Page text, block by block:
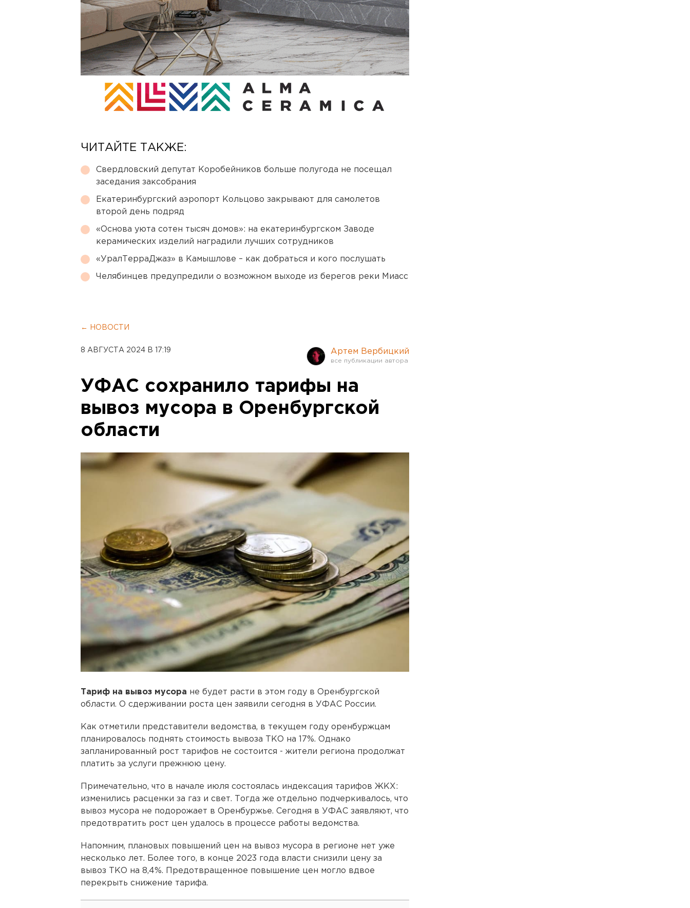
ЧИТАЙТЕ ТАКЖЕ:
Свердловский депутат Коробейников больше полугода не посещал
заседания заксобрания
Екатеринбургский аэропорт Кольцово закрывают для самолетов
второй день подряд
«Основа уюта сотен тысяч домов»: на екатеринбургском Заводе
керамических изделий наградили лучших сотрудников
«УралТерраДжаз» в Камышлове – как добраться и кого послушать
Челябинцев предупредили о возможном выходе из берегов реки Миасс
← НОВОСТИ
8 АВГУСТА 2024 В 17:19 Артем Вербицкий
УФАС сохранило тарифы на
вывоз мусора в Оренбургской
области
Тариф на вывоз мусора не будет расти в этом году в Оренбургской
области. О сдерживании роста цен заявили сегодня в УФАС России.
Как отметили представители ведомства, в текущем году оренбуржцам
планировалось поднять стоимость вывоза ТКО на 17%. Однако
запланированный рост тарифов не состоится - жители региона продолжат
платить за услуги прежнюю цену.
Примечательно, что в начале июля состоялась индексация тарифов ЖКХ:
изменились расценки за газ и свет. Тогда же отдельно подчеркивалось, что
вывоз мусора не подорожает в Оренбуржье. Сегодня в УФАС заявляют, что
предотвратить рост цен удалось в процессе работы ведомства.
Напомним, плановых повышений цен на вывоз мусора в регионе нет уже
несколько лет. Более того, в конце 2023 года власти снизили цену за
вывоз ТКО на 8,4%. Предотвращенное повышение цен могло вдвое
перекрыть снижение тарифа.